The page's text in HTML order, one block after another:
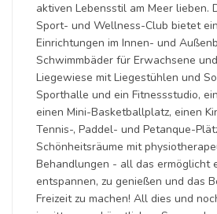
aktiven Lebensstil am Meer lieben.
Sport- und Wellness-Club bietet
Einrichtungen im Innen- und
Schwimmbäder für Erwachsene
Liegewiese mit Liegestühlen und
Sporthalle und ein Fitnessstudio,
einen Mini-Basketballplatz, einen
Tennis-, Paddel- und Petanque-
Schönheitsräume mit
Behandlungen - all das ermöglicht
entspannen, zu genießen und das
Freizeit zu machen! All dies und